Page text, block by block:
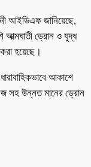
আইডিএফ জানিয়েছে,
আত্মঘাতী ড্রোন ও যুদ্ধ
হয়েছে।
আকাশে
সহ উন্নত মানের ড্রোন